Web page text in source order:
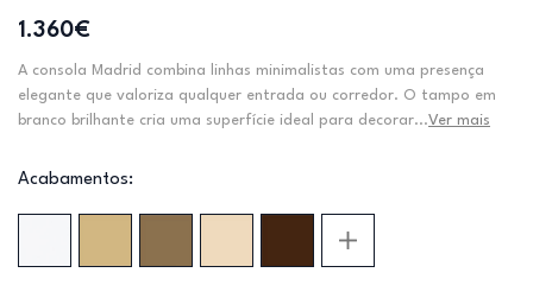
1.360€
A consola Madrid combina linhas minimalistas com uma presença
elegante que valoriza qualquer entrada ou corredor. O tampo em
branco brilhante cria uma superfície ideal para decorar...Ver mais
Acabamentos: